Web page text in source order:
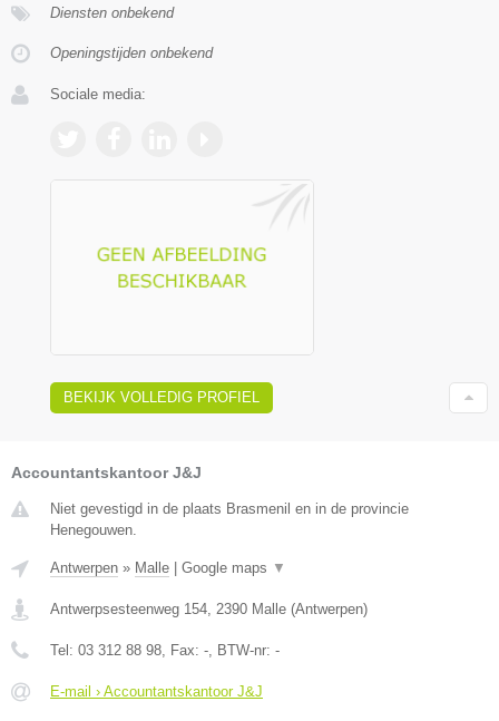
Diensten onbekend
Openingstijden onbekend
Sociale media:
BEKIJK VOLLEDIG PROFIEL
Accountantskantoor J&J
Niet gevestigd in de plaats Brasmenil en in de provincie
Henegouwen.
Antwerpen » Malle Google maps ▼
Antwerpsesteenweg 154, 2390 Malle (Antwerpen)
Tel: 03 312 88 98, Fax: -, BTW-nr: -
E-mail › Accountantskantoor J&J